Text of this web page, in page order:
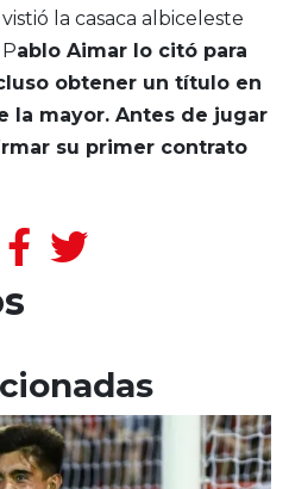
la casaca albiceleste
ablo Aimar lo citó para
obtener un título en
la mayor. Antes de jugar
su primer contrato